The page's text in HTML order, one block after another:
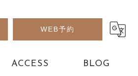
WEB予約
ACCESS BLOG